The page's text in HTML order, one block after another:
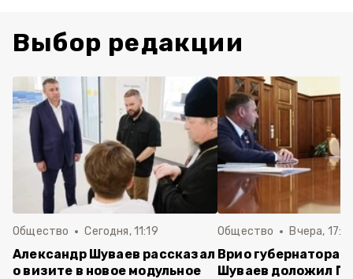
Выбор редакции
Общество Сегодня, 11:19
Александр Шуваев рассказал
о визите в новое модульное
Общество Вчера,
Врио губернатора
Шуваев доложил